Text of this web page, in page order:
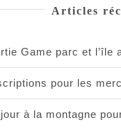
Articles
Game parc et l’île
pour les
à la montagne